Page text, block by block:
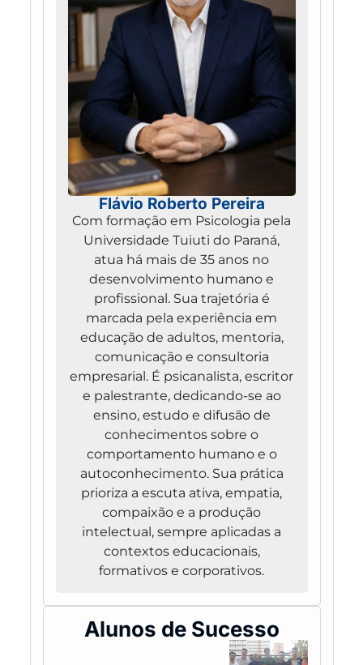
Flávio Roberto Pereira
Com formação em Psicologia pela
Universidade Tuiuti do Paraná,
atua há mais de 35 anos no
desenvolvimento humano e
profissional. Sua trajetória é
marcada pela experiência em
educação de adultos, mentoria,
comunicação e consultoria
empresarial. É psicanalista, escritor
e palestrante, dedicando-se ao
ensino, estudo e difusão de
conhecimentos sobre o
comportamento humano e o
autoconhecimento. Sua prática
prioriza a escuta ativa, empatia,
compaixão e a produção
intelectual, sempre aplicadas a
contextos educacionais,
formativos e corporativos.
Alunos de Sucesso